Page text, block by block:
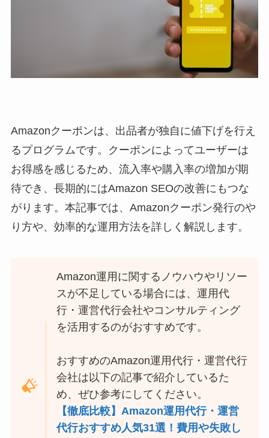
Amazonクーポンは、出品者が独自に値下げを行え
るプログラムです。クーポンによってユーザーは
お得感を感じるため、流入率や購入率の増加が期
待でき、長期的にはAmazon SEOの改善にもつな
がります。本記事では、Amazonクーポン発行のや
り方や、効率的な運用方法を詳しく解説します。
Amazon運用に関するノウハウやリソー
スが不足している場合には、運用代
行・運営代行会社やコンサルティング
を活用するのがおすすめです。
おすすめのAmazon運用代行・運営代行
会社は以下の記事で紹介しているた
め、ぜひ参考にしてください。
【徹底比較】Amazon運用代行・運営
代行おすすめ人気31選！費用や失敗し